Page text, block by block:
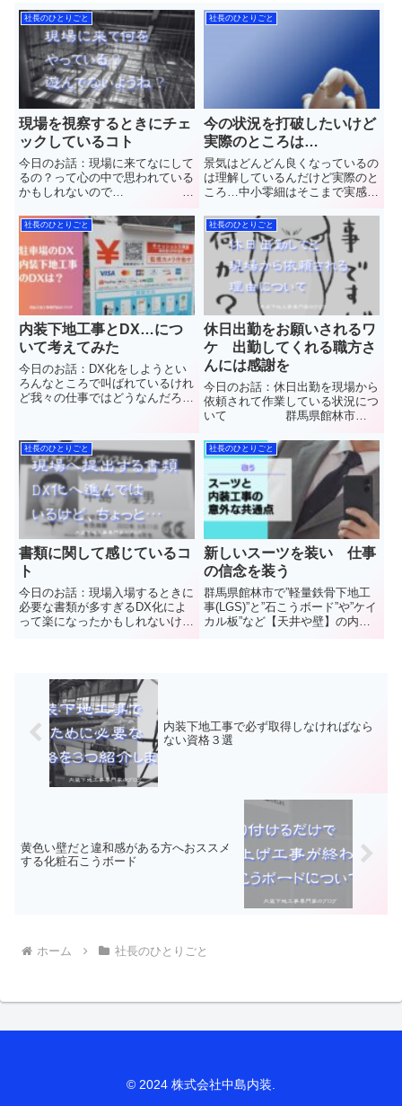
社長のひとりごと
現場を視察するときにチェ
ックしているコト
今日のお話：現場に来てなにして
るの？って心の中で思われている
かもしれないので… 群
(LGS)”と”石こうボード”や”ケイカ
ル板”など【天井や壁】の内装工
事を施工しています(株)中島内装
の中島と申します普...
社長のひとりごと
今の状況を打破したいけど
実際のところは…
景気はどんどん良くなっているの
は理解しているんだけど実際のと
ころ…中小零細はそこまで実感し
いのではないかなわが社はどうな
のか本音で話したいと思います群
馬県館林市で”軽量鉄骨下地工事
(LGS)”と”石こうボード”...
社長のひとりごと
内装下地工事とDX…につ
いて考えてみた
今日のお話：DX化をしようとい
ろんなところで叫ばれているけれ
ど我々の仕事ではどうなんだろ
量鉄骨下地工事(LGS)”と”石こう
ボード”や”ケイカル板”など【天井
や壁】の内装工事を施工してい...
社長のひとりごと
休日出勤をお願いされるワ
ケ 出勤してくれる職方さ
んには感謝を
今日のお話：休日出勤を現場から
依頼されて作業している状況につ
いて 群馬県館林市
こうボード”や”ケイカル板”など
【天井や壁】の内装工事を施工し
ています(株)中島内装の中島と申
します普段見ることので...
社長のひとりごと
書類に関して感じているコ
ト
今日のお話：現場入場するときに
必要な書類が多すぎるDX化によ
って楽になったかもしれないけど
【天井や壁】の内装工事を施工し
ています(株)中島内...
社長のひとりごと
新しいスーツを装い 仕事
の信念を装う
群馬県館林市で”軽量鉄骨下地工
事(LGS)”と”石こうボード”や”ケイ
カル板”など【天井や壁】の内装
内装下地工事で必ず取得しなければなら
ない資格３選
黄色い壁だと違和感がある方へおススメ
する化粧石こうボード
ホーム 社長のひとりごと
© 2024 株式会社中島内装.